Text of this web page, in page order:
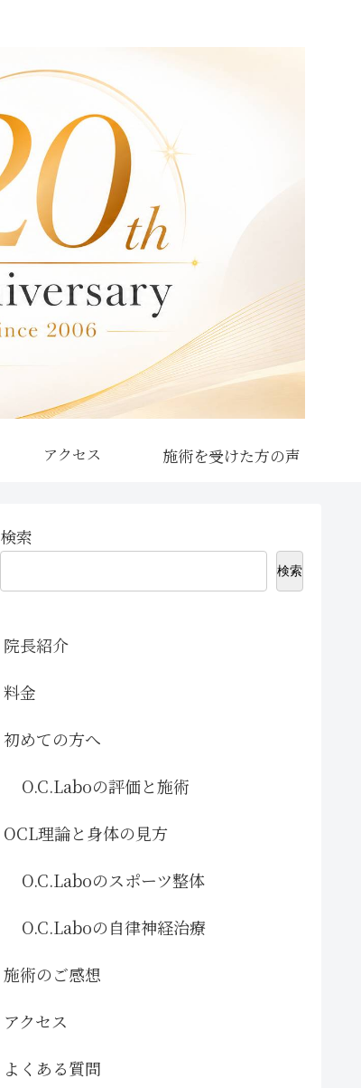
アクセス
検索
検索
院長紹介
料金
初めての方へ
O.C.Laboの評価と施術
OCL理論と身体の見方
O.C.Laboのスポーツ整体
O.C.Laboの自律神経治療
施術のご感想
アクセス
よくある質問